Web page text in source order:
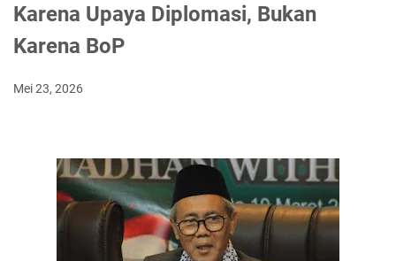
Karena Upaya Diplomasi, Bukan
Karena BoP
Mei 23, 2026